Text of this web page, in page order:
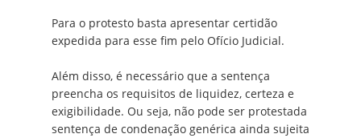
Para o protesto basta apresentar certidão
expedida para esse fim pelo Ofício Judicial.
Além disso, é necessário que a sentença
preencha os requisitos de liquidez, certeza e
exigibilidade. Ou seja, não pode ser protestada
sentença de condenação genérica ainda sujeita